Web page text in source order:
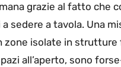
grazie al fatto che
sedere a tavola. Una
isolate in strutture
all’aperto, sono